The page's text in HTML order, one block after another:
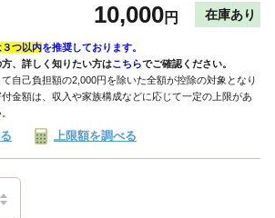
10,000円 在庫あり
つ以内を推奨しております。
、詳しく知りたい方はこちらでご確認ください。
自己負担額の2,000円を除いた全額が控除の対象となり
金額は、収入や家族構成などに応じて一定の上限があ
上限額を調べる